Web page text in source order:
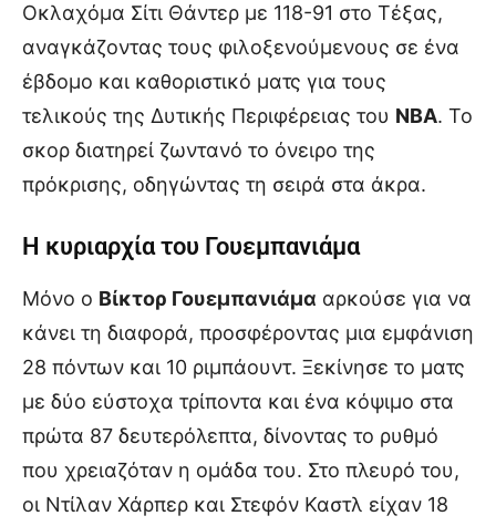
Οκλαχόμα Σίτι Θάντερ με 118-91 στο Τέξας,
αναγκάζοντας τους φιλοξενούμενους σε ένα
έβδομο και καθοριστικό ματς για τους
τελικούς της Δυτικής Περιφέρειας του NBA. Το
σκορ διατηρεί ζωντανό το όνειρο της
πρόκρισης, οδηγώντας τη σειρά στα άκρα.
Η κυριαρχία του Γουεμπανιάμα
Μόνο ο Βίκτορ Γουεμπανιάμα αρκούσε για να
κάνει τη διαφορά, προσφέροντας μια εμφάνιση
28 πόντων και 10 ριμπάουντ. Ξεκίνησε το ματς
με δύο εύστοχα τρίποντα και ένα κόψιμο στα
πρώτα 87 δευτερόλεπτα, δίνοντας το ρυθμό
που χρειαζόταν η ομάδα του. Στο πλευρό του,
οι Ντίλαν Χάρπερ και Στεφόν Καστλ είχαν 18